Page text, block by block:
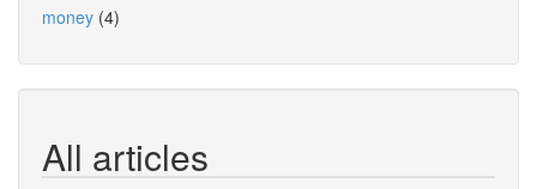
money (4)
All articles